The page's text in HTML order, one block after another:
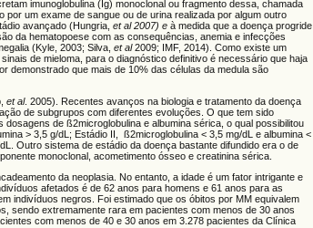
imunoglobulina (Ig) monoclonal ou fragmento dessa, chamada
um exame de sangue ou de urina realizada por algum outro
avançado (Hungria,et al 2007) e à medida que a doença progride
da hematopoese com as consequências, anemia e infecções
(Kyle, 2003; Silva,et al2009; IMF, 2014). Como existe um
de mieloma, para o diagnóstico definitivo é necessário que haja
demonstrado que mais de 10% das células da medula são
et al. 2005). Recentes avanços na biologia e tratamento da doença
de subgrupos com diferentes evoluções. O que tem sido
de ß2microglobulina e albumina sérica, o qual possibilitou
> 3,5 g/dL; Estádio II, ß2microglobulina < 3,5 mg/dL e albumina <
Outro sistema de estádio da doença bastante difundido era o de
monoclonal, acometimento ósseo e creatinina sérica.
da neoplasia. No entanto, a idade é um fator intrigante e
afetados é de 62 anos para homens e 61 anos para as
indivíduos negros. Foi estimado que os óbitos por MM equivalem
sendo extremamente rara em pacientes com menos de 30 anos
com menos de 40 e 30 anos em 3.278 pacientes da Clínica